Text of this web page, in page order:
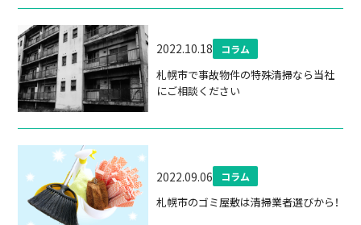
2022.10.18 コラム
札幌市で事故物件の特殊清掃なら当社
にご相談ください
2022.09.06 コラム
札幌市のゴミ屋敷は清掃業者選びから！